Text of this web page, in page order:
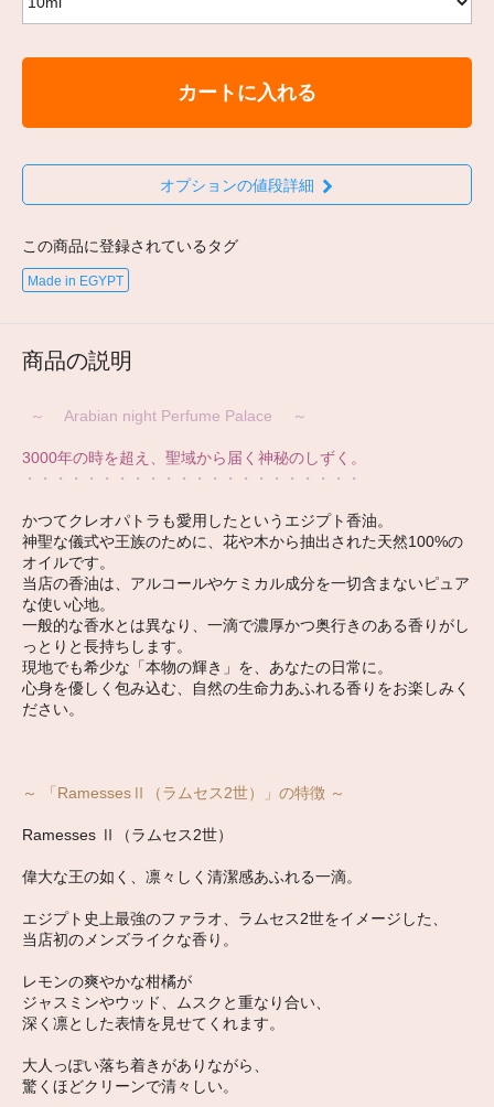
カートに入れる
オプションの値段詳細
この商品に登録されているタグ
Made in EGYPT
商品の説明
～ Arabian night Perfume Palace ～
3000年の時を超え、聖域から届く神秘のしずく。
・・・・・・・・・・・・・・・・・・・・・・
かつてクレオパトラも愛用したというエジプト香油。
神聖な儀式や王族のために、花や木から抽出された天然100%の
オイルです。
当店の香油は、アルコールやケミカル成分を一切含まないピュア
な使い心地。
一般的な香水とは異なり、一滴で濃厚かつ奥行きのある香りがし
っとりと長持ちします。
現地でも希少な「本物の輝き」を、あなたの日常に。
心身を優しく包み込む、自然の生命力あふれる香りをお楽しみく
ださい。
～ 「RamessesⅡ（ラムセス2世）」の特徴 ～
Ramesses Ⅱ（ラムセス2世）
偉大な王の如く、凛々しく清潔感あふれる一滴。
エジプト史上最強のファラオ、ラムセス2世をイメージした、
当店初のメンズライクな香り。
レモンの爽やかな柑橘が
ジャスミンやウッド、ムスクと重なり合い、
深く凛とした表情を見せてくれます。
大人っぽい落ち着きがありながら、
驚くほどクリーンで清々しい。